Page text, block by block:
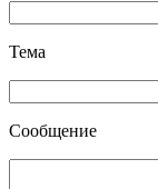
Тема
Сообщение